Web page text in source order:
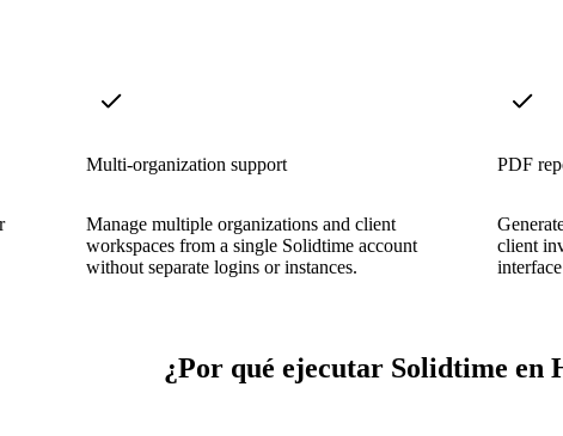
Multi-organization support
Manage multiple organizations and client
workspaces from a single Solidtime account
without separate logins or instances.
PDF
client
¿Por qué ejecutar Solidtime en